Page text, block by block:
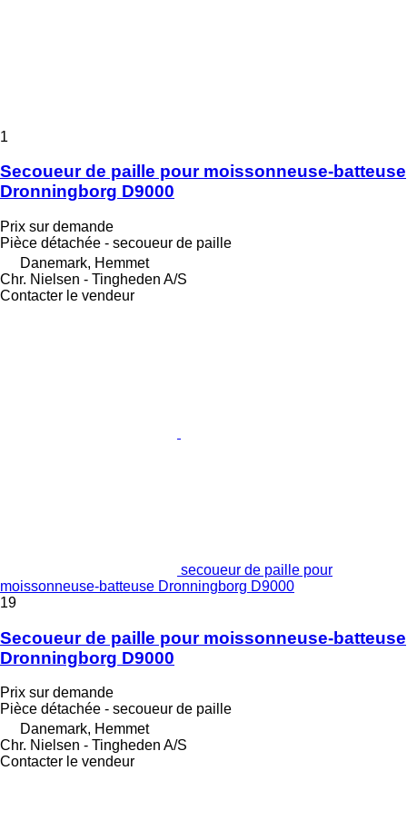
1
Secoueur de paille pour moissonneuse-batteuse
Dronningborg D9000
Prix sur demande
Pièce détachée - secoueur de paille
Danemark, Hemmet
Chr. Nielsen - Tingheden A/S
Contacter le vendeur
secoueur de paille pour
moissonneuse-batteuse Dronningborg D9000
19
Secoueur de paille pour moissonneuse-batteuse
Dronningborg D9000
Prix sur demande
Pièce détachée - secoueur de paille
Danemark, Hemmet
Chr. Nielsen - Tingheden A/S
Contacter le vendeur